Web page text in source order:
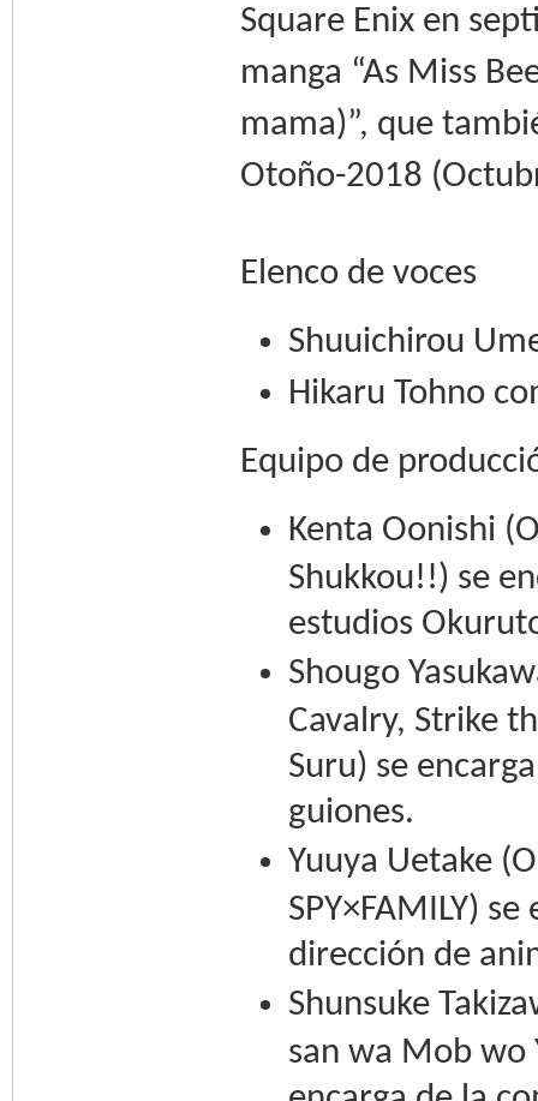
Square Enix en
manga “As Miss
mama)”, que
Otoño-2018
Elenco de voces
Shuuichirou
Hikaru Tohno
Equipo de
Kenta Oonishi
Shukkou!!) se
estudios
Shougo
Cavalry, Strike
Suru) se
guiones.
Yuuya Uetake
SPY×FAMILY)
dirección de
Shunsuke
san wa Mob wo